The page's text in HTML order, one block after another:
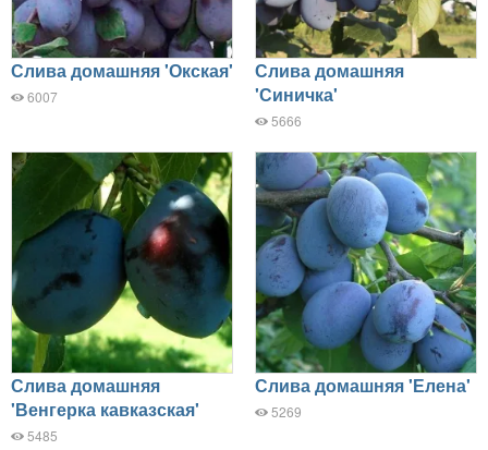
Слива домашняя 'Окская'
6007
Слива домашняя
'Синичка'
5666
Слива домашняя
'Венгерка кавказская'
5485
Слива домашняя 'Елена'
5269